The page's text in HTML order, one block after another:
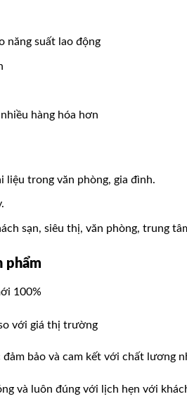
năng suất lao động
hàng hóa hơn
liệu trong văn phòng, gia đình.
sạn, siêu thị, văn phòng, trung
phẩm
100%
với giá thị trường
bảo và cam kết với chất lương
và luôn đúng với lịch hẹn với